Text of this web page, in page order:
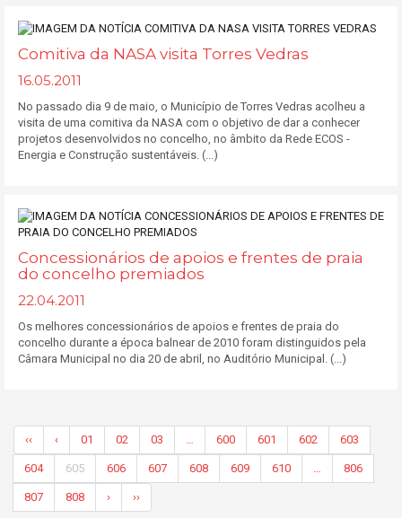
Comitiva da NASA visita Torres Vedras
16.05.2011
No passado dia 9 de maio, o Município de Torres Vedras acolheu a
visita de uma comitiva da NASA com o objetivo de dar a conhecer
projetos desenvolvidos no concelho, no âmbito da Rede ECOS -
Energia e Construção sustentáveis. (...)
Concessionários de apoios e frentes de praia
do concelho premiados
22.04.2011
Os melhores concessionários de apoios e frentes de praia do
concelho durante a época balnear de 2010 foram distinguidos pela
Câmara Municipal no dia 20 de abril, no Auditório Municipal. (...)
‹‹ ‹ 01 02 03 600 601 602 603
604 605 606 607 608 609 610 806
807 808 › ››